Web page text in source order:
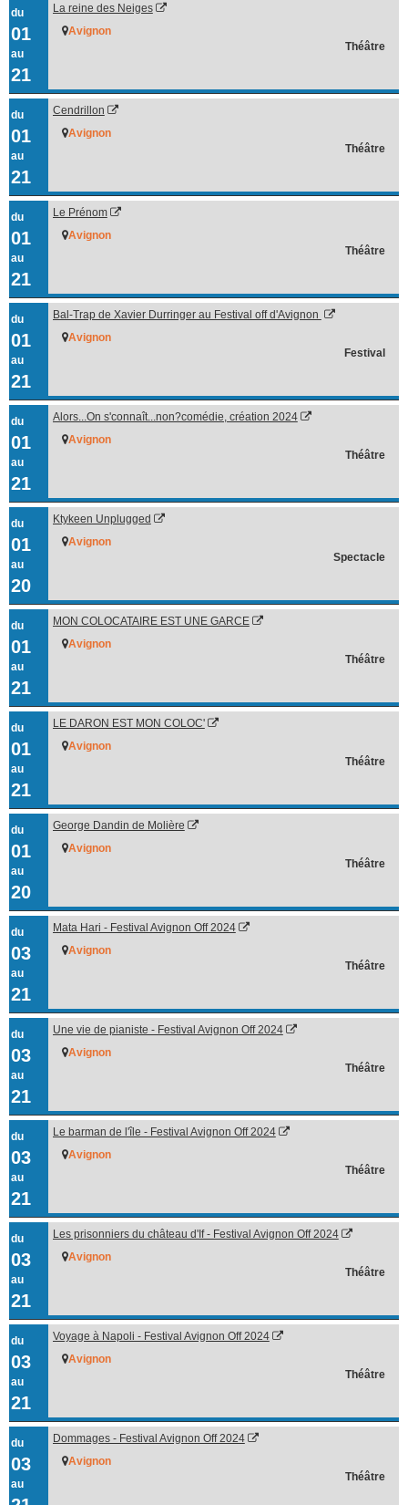
du
01
au
21
La reine des Neiges
Avignon
Théâtre
du
01
au
21
Cendrillon
Avignon
Théâtre
du
01
au
21
Le Prénom
Avignon
Théâtre
du
01
au
21
Bal-Trap de Xavier Durringer au Festival off d'Avignon
Avignon
Festival
du
01
au
21
Alors...On s'connaît...non?comédie, création 2024
Avignon
Théâtre
du
01
au
20
Ktykeen Unplugged
Avignon
Spectacle
du
01
au
21
MON COLOCATAIRE EST UNE GARCE
Avignon
Théâtre
du
01
au
21
LE DARON EST MON COLOC'
Avignon
Théâtre
du
01
au
20
George Dandin de Molière
Avignon
Théâtre
du
03
au
21
Mata Hari - Festival Avignon Off 2024
Avignon
Théâtre
du
03
au
21
Une vie de pianiste - Festival Avignon Off 2024
Avignon
Théâtre
du
03
au
21
Le barman de l'île - Festival Avignon Off 2024
Avignon
Théâtre
du
03
au
21
Les prisonniers du château d'If - Festival Avignon Off 2024
Avignon
Théâtre
du
03
au
21
Voyage à Napoli - Festival Avignon Off 2024
Avignon
Théâtre
du
03
au
Dommages - Festival Avignon Off 2024
Avignon
Théâtre